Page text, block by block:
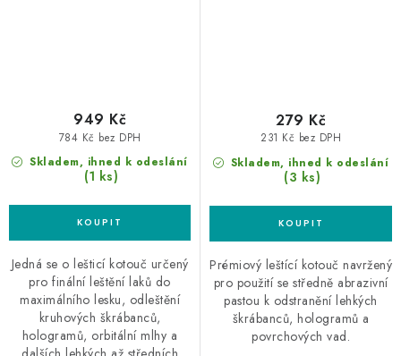
Skladem, ihned k odeslání
(1 ks)
784 Kč bez DPH
949 Kč
Jedná se o lešticí kotouč určený
pro finální leštění laků do
maximálního lesku, odleštění
kruhových škrábanců,
hologramů, orbitální mlhy a
Skladem, ihned k odeslání
(3 ks)
231 Kč bez DPH
279 Kč
Prémiový leštící kotouč navržený
pro použití se středně abrazivní
pastou k odstranění lehkých
škrábanců, hologramů a
povrchových vad.